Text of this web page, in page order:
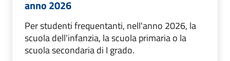
anno 2026
Per studenti frequentanti, nell'anno 2026, la
scuola dell'infanzia, la scuola primaria o la
scuola secondaria di I grado.